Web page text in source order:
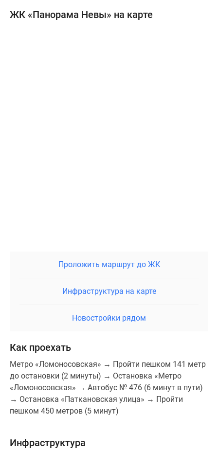
ЖК «Панорама Невы» на карте
Проложить маршрут до ЖК
Инфраструктура на карте
Новостройки рядом
Как проехать
Метро «Ломоносовская» → Пройти пешком 141 метр
до остановки (2 минуты) → Остановка «Метро
«Ломоносовская» → Автобус № 476 (6 минут в пути)
→ Остановка «Паткановская улица» → Пройти
пешком 450 метров (5 минут)
Инфраструктура